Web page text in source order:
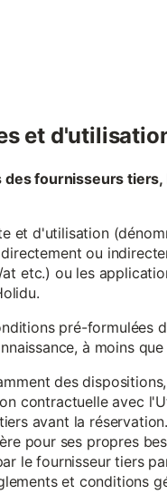
et
des fournisseurs
et d'utilisation
ou
etc.) ou les
pré-
à moins
des
contractuelle avec
avant la
pour ses propres
le fournisseur tiers
et conditions